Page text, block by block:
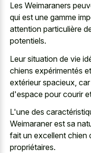
Les Weimaraners
qui est une gamme
attention particulière
potentiels.
Leur situation de vie
chiens expérimentés
extérieur spacieux,
d'espace pour courir
L'une des
Weimaraner est sa
fait un excellent chien
propriétaires.